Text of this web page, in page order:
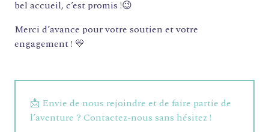
bel accueil, c’est promis !😉
Merci d’avance pour votre soutien et votre
engagement ! 💛
📩 Envie de nous rejoindre et de faire partie de
l’aventure ? Contactez-nous sans hésitez !